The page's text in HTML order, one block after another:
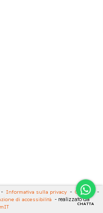
CHATTA
- Informativa sulla privacy - Cookies
-
di accessibilità - realizzato da